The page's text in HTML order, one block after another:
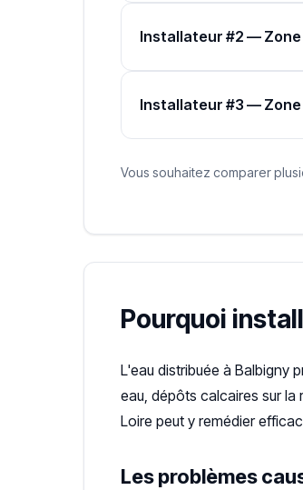
Installateur #2 — Zone
Installateur #3 — Zone
Vous souhaitez comparer
Pourquoi
L'eau distribuée à Balbigny
eau, dépôts calcaires sur
Loire peut y remédier
Les problèmes